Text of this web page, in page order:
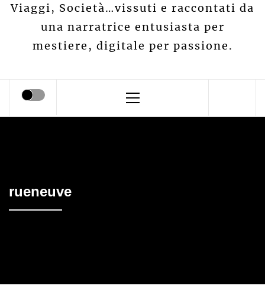
Viaggi, Società…vissuti e raccontati da
una narratrice entusiasta per
mestiere, digitale per passione.
Menu
rueneuve